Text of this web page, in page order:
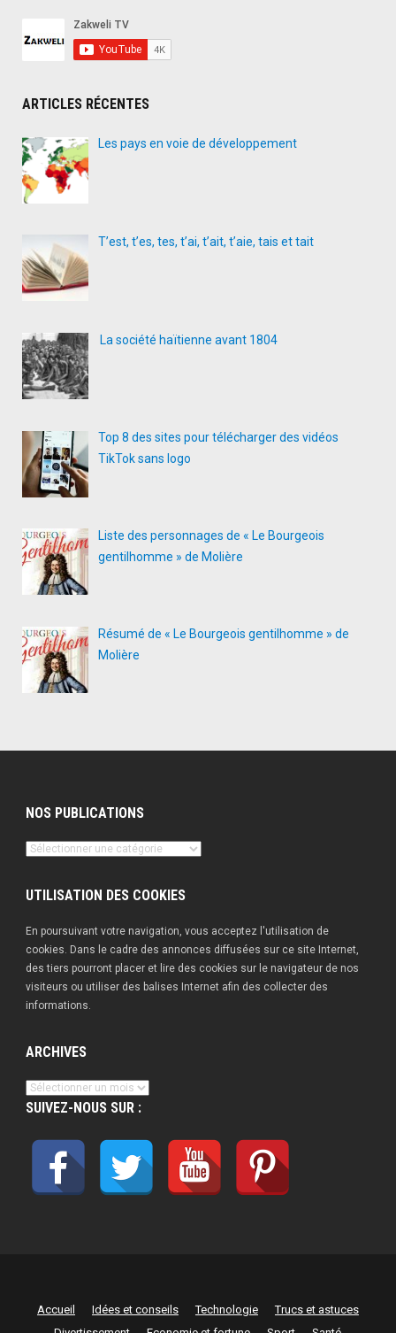
ARTICLES RÉCENTES
Les pays en voie de développement
T’est, t’es, tes, t’ai, t’ait, t’aie, tais et tait
La société haïtienne avant 1804
Top 8 des sites pour télécharger des vidéos
TikTok sans logo
Liste des personnages de « Le Bourgeois
gentilhomme » de Molière
Résumé de « Le Bourgeois gentilhomme » de
Molière
NOS PUBLICATIONS
Nos
UTILISATION DES COOKIES
En poursuivant votre navigation, vous acceptez l'utilisation de
cookies. Dans le cadre des annonces diffusées sur ce site Internet,
des tiers pourront placer et lire des cookies sur le navigateur de nos
visiteurs ou utiliser des balises Internet afin des collecter des
informations.
ARCHIVES
Archives
SUIVEZ-NOUS SUR :
Accueil Idées et conseils Technologie
Trucs et astuces